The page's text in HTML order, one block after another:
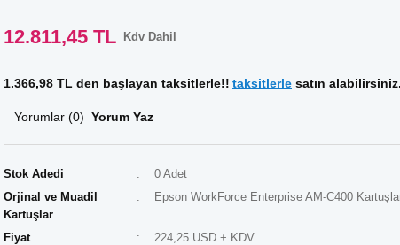
12.811,45 TL Kdv Dahil
1.366,98 TL den başlayan taksitlerle!! taksitlerle satın alabilirsiniz.
Yorumlar (0) Yorum Yaz
Stok Adedi
0 Adet
Orjinal ve Muadil
Kartuşlar
Epson WorkForce Enterprise AM-C400
Fiyat 224,25 USD + KDV